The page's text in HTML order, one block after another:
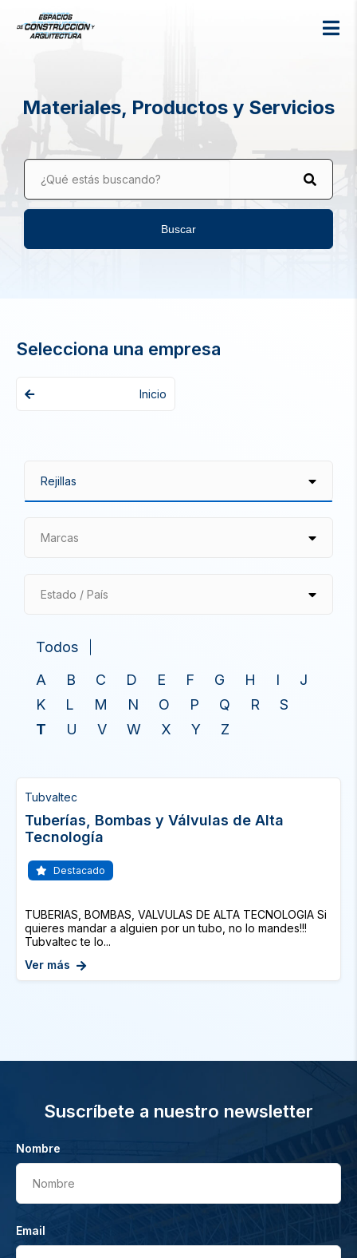
Materiales, Productos y Servicios
¿Qué estás buscando?
Buscar
Selecciona una empresa
Inicio
Marcas
Estado / País
Todos
A
B C D E F G H I
J
K
L M N O P Q R
S
T
U V W X Y Z
Tubvaltec
Tuberías, Bombas y Válvulas de Alta
Tecnología
Destacado
TUBERIAS, BOMBAS, VALVULAS DE ALTA TECNOLOGIA Si
quieres mandar a alguien por un tubo, no lo mandes!!!
Tubvaltec te lo...
Ver más
Suscríbete a nuestro newsletter
Nombre
Nombre
Email